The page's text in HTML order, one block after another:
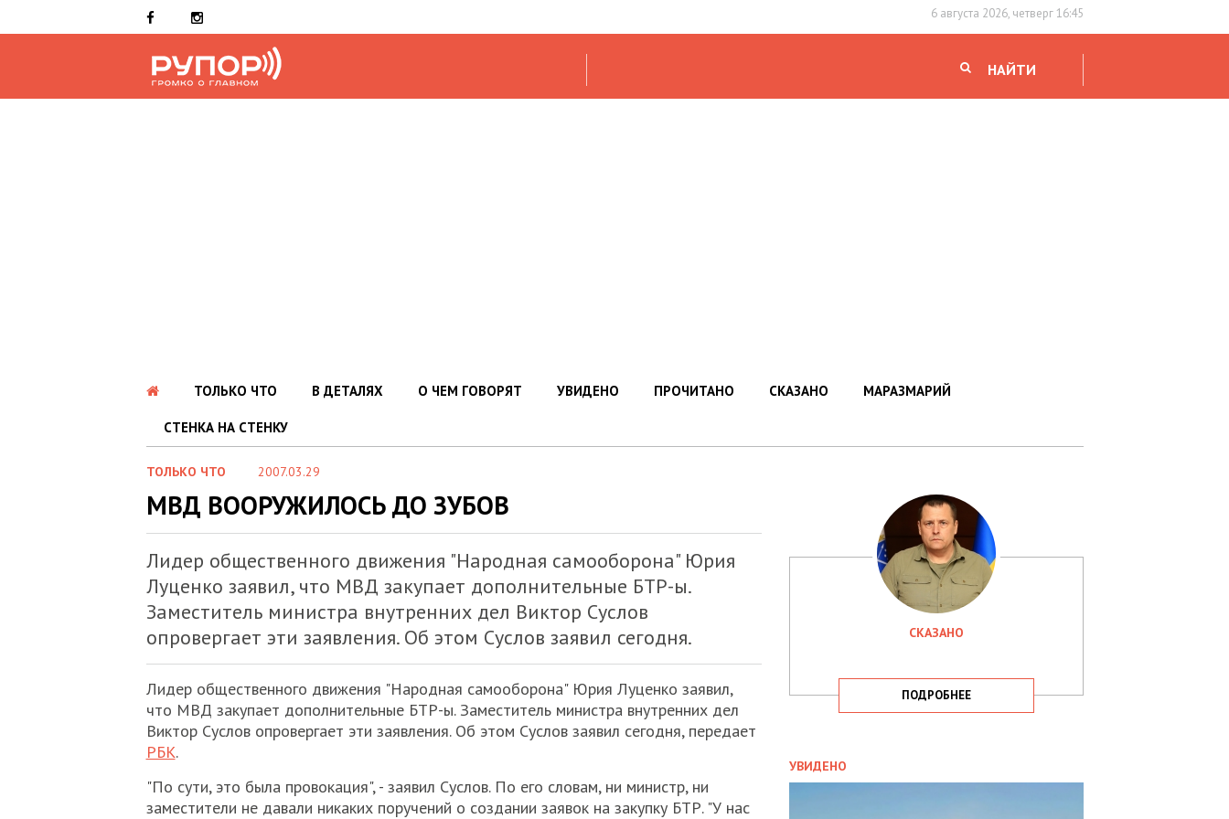
6 августа 2026, четверг 16:45
НАЙТИ
ТОЛЬКО ЧТО В ДЕТАЛЯХ О ЧЕМ ГОВОРЯТ УВИДЕНО ПРОЧИТАНО СКАЗАНО МАРАЗМАРИЙ
СТЕНКА НА СТЕНКУ
ТОЛЬКО ЧТО 2007.03.29
МВД ВООРУЖИЛОСЬ ДО ЗУБОВ
Лидер общественного движения "Народная самооборона" Юрия
Луценко заявил, что МВД закупает дополнительные БТР-ы.
Заместитель министра внутренних дел Виктор Суслов
опровергает эти заявления. Об этом Суслов заявил сегодня.
Лидер общественного движения "Народная самооборона" Юрия Луценко заявил,
что МВД закупает дополнительные БТР-ы. Заместитель министра внутренних дел
Виктор Суслов опровергает эти заявления. Об этом Суслов заявил сегодня, передает
РБК.
"По сути, это была провокация", - заявил Суслов. По его словам, ни министр, ни
заместители не давали никаких поручений о создании заявок на закупку БТР. "У нас
СКАЗАНО
ПОДРОБНЕЕ
УВИДЕНО
ЗАТРИМАЛА